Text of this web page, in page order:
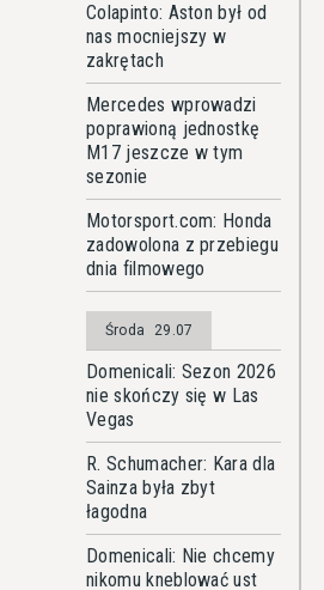
Colapinto: Aston był od
nas mocniejszy w
zakrętach
Mercedes wprowadzi
poprawioną jednostkę
M17 jeszcze w tym
sezonie
Motorsport.com: Honda
zadowolona z przebiegu
dnia filmowego
Środa 29.07
Domenicali: Sezon 2026
nie skończy się w Las
Vegas
R. Schumacher: Kara dla
Sainza była zbyt
łagodna
Domenicali: Nie chcemy
nikomu kneblować ust